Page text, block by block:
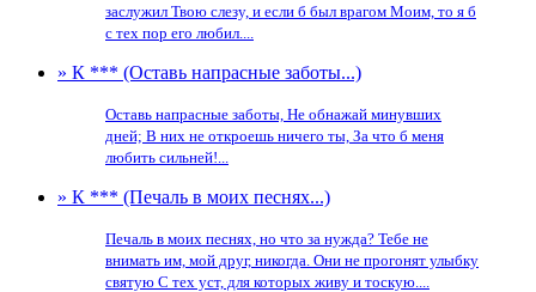
заслужил Твою слезу, и если б был врагом Моим, то я б
с тех пор его любил....
» К *** (Оставь напрасные заботы...)
Оставь напрасные заботы, Не обнажай минувших
дней; В них не откроешь ничего ты, За что б меня
любить сильней!...
» К *** (Печаль в моих песнях...)
Печаль в моих песнях, но что за нужда? Тебе не
внимать им, мой друг, никогда. Они не прогонят улыбку
святую С тех уст, для которых живу и тоскую....